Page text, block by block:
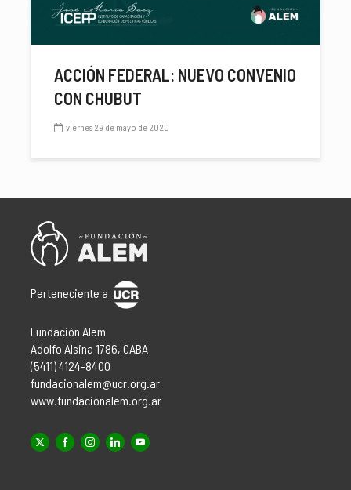
ACCIÓN FEDERAL: NUEVO CONVENIO
CON CHUBUT
viernes 29 de mayo de 2020
Perteneciente a
Fundación Alem
Adolfo Alsina 1786, CABA
(5411) 4124-8400
fundacionalem@ucr.org.ar
www.fundacionalem.org.ar